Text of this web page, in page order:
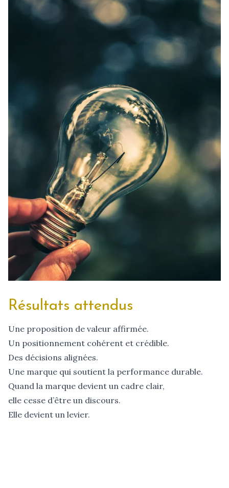
Résultats attendus
Une proposition de valeur affirmée.
Un positionnement cohérent et crédible.
Des décisions alignées.
Une marque qui soutient la performance durable.
Quand la marque devient un cadre clair,
elle cesse d’être un discours.
Elle devient un levier.